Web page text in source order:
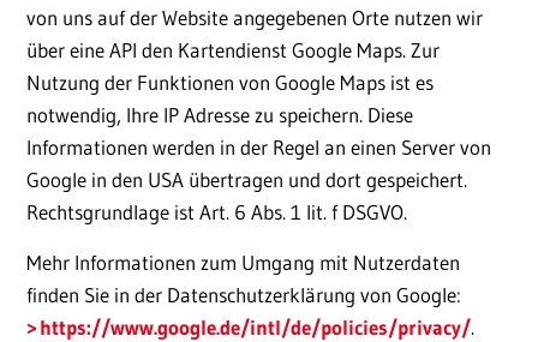
von uns auf der Website angegebenen Orte nutzen wir
über eine API den Kartendienst Google Maps. Zur
Nutzung der Funktionen von Google Maps ist es
notwendig, Ihre IP Adresse zu speichern. Diese
Informationen werden in der Regel an einen Server von
Google in den USA übertragen und dort gespeichert.
Rechtsgrundlage ist Art. 6 Abs. 1 lit. f DSGVO.
Mehr Informationen zum Umgang mit Nutzerdaten
finden Sie in der Datenschutzerklärung von Google:
https://www.google.de/intl/de/policies/privacy/.